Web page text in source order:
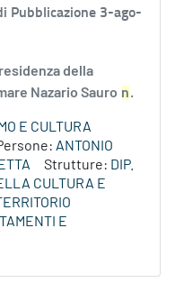
Pubblicazione 3-ago-
della
Nazario Sauro n.
E CULTURA
ANTONIO
Strutture: DIP.
CULTURA E
E